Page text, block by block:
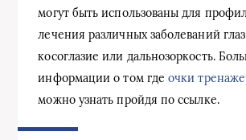
могут быть использованы для
лечения различных заболеваний
косоглазие или дальнозоркость.
информации о том гдеочки
можно узнать пройдя по ссылке.